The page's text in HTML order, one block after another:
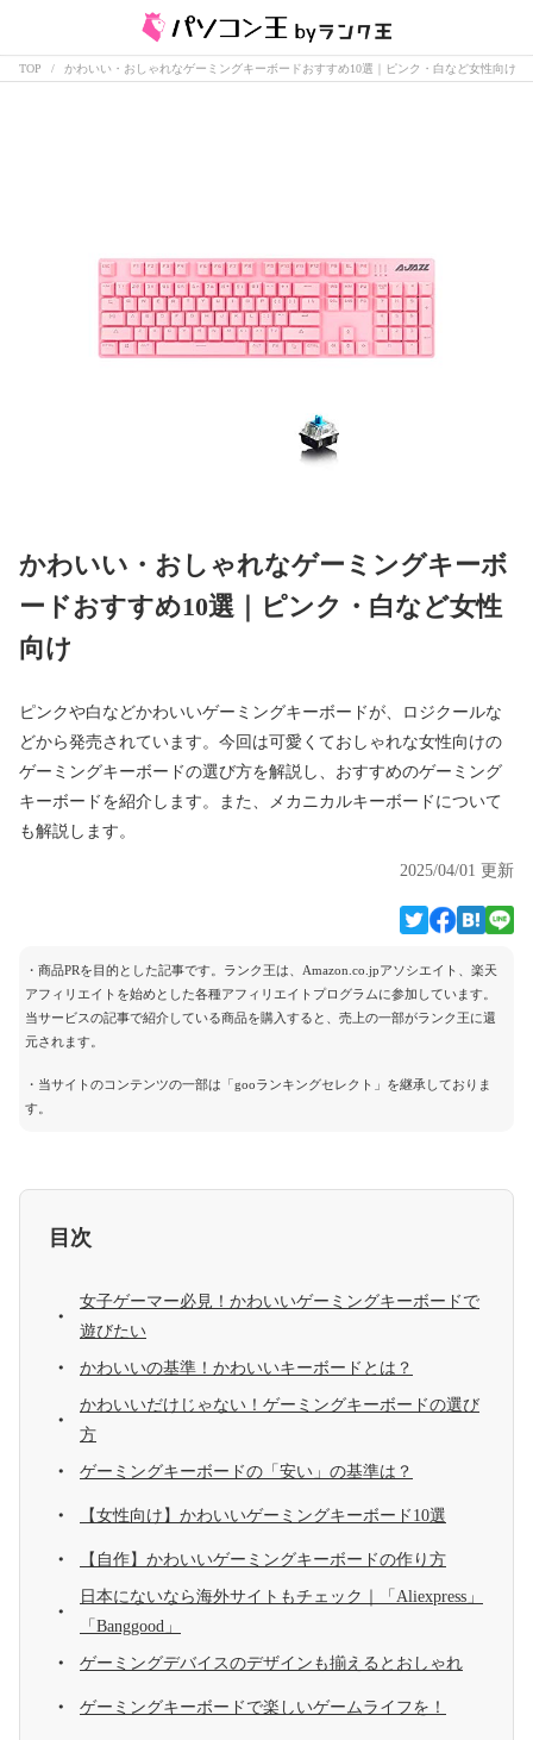
TOP かわいい・おしゃれなゲーミングキーボードおすすめ10選｜ピンク・白など女性向け
かわいい・おしゃれなゲーミングキーボ
ードおすすめ10選｜ピンク・白など女性
向け
ピンクや白などかわいいゲーミングキーボードが、ロジクールな
どから発売されています。今回は可愛くておしゃれな女性向けの
ゲーミングキーボードの選び方を解説し、おすすめのゲーミング
キーボードを紹介します。また、メカニカルキーボードについて
も解説します。
2025/04/01 更新
・商品PRを目的とした記事です。ランク王は、Amazon.co.jpアソシエイト、楽天
アフィリエイトを始めとした各種アフィリエイトプログラムに参加しています。
当サービスの記事で紹介している商品を購入すると、売上の一部がランク王に還
元されます。
・当サイトのコンテンツの一部は「gooランキングセレクト」を継承しておりま
す。
目次
女子ゲーマー必見！かわいいゲーミングキーボードで
遊びたい
かわいいの基準！かわいいキーボードとは？
かわいいだけじゃない！ゲーミングキーボードの選び
方
ゲーミングキーボードの「安い」の基準は？
【女性向け】かわいいゲーミングキーボード10選
【自作】かわいいゲーミングキーボードの作り方
日本にないなら海外サイトもチェック｜「Aliexpress」
「Banggood」
ゲーミングデバイスのデザインも揃えるとおしゃれ
ゲーミングキーボードで楽しいゲームライフを！